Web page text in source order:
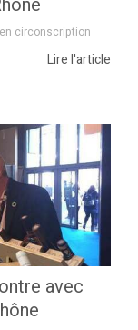
circonscription
Lire l'article
avec